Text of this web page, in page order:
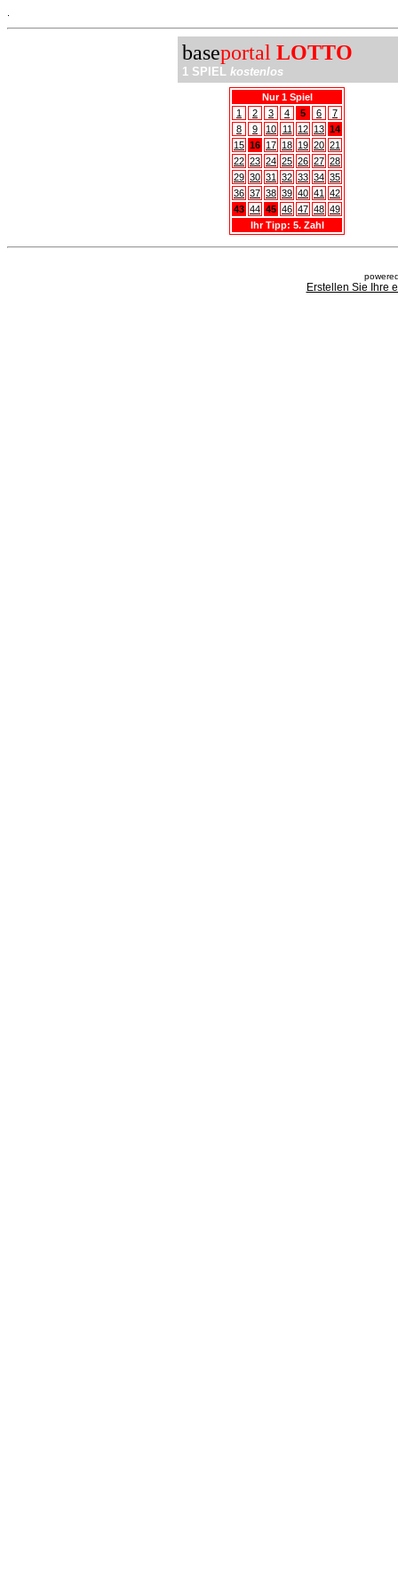
baseportal LOTTO
1 SPIEL kostenlos
Nur 1 Spiel
1
2 3 4 5 6
7
8
9 10 11 12 13 14
15 16 17 18 19 20 21
22 23 24 25 26 27 28
29 30 31 32 33 34 35
36 37 38 39 40 41
42
43 44 45 46 47 48 49
Ihr Tipp: 5. Zahl
Erstellen Sie Ihre